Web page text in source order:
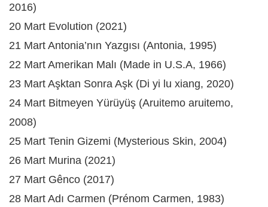
2016)
20 Mart Evolution (2021)
21 Mart Antonia’nın Yazgısı (Antonia, 1995)
22 Mart Amerikan Malı (Made in U.S.A, 1966)
23 Mart Aşktan Sonra Aşk (Di yi lu xiang, 2020)
24 Mart Bitmeyen Yürüyüş (Aruitemo aruitemo,
2008)
25 Mart Tenin Gizemi (Mysterious Skin, 2004)
26 Mart Murina (2021)
27 Mart Gênco (2017)
28 Mart Adı Carmen (Prénom Carmen, 1983)